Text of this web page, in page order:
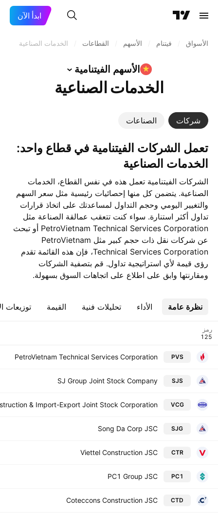
ابدأ الآن
الأسواق فيتنام الأسهم القطاعات الخدمات الصناعية
الأسهم الفيتنامية
الخدمات الصناعية
شركات الصناعات
تعمل ‎الشركات الفيتنامية‎ في قطاع واحد:
الخدمات الصناعية
الشركات الفيتنامية تعمل هذه في نفس القطاع، الخدمات
الصناعية. يتضمن كل منها إحصائيات رئيسية مثل سعر السهم
والتغيير اليومي وحجم التداول لمساعدتك على اتخاذ قرارات
تداول أكثر استنارة. سواء كنت تتعقب عمالقة الصناعة مثل
PetroVietnam Technical Services Corporation أو تبحث
عن شركات نقل ذات حجم كبير مثل PetroVietnam
Technical Services Corporation، فإن هذه القائمة تقدم
رؤى قيمة لأي استراتيجية تداول. قم بتصفية الشركات
ومقارنتها وابق على اطلاع على اتجاهات السوق بسهولة.
نظرة عامة الأداء تحليلات فنية القيمة توزيعات
رمز
PVS
PetroVietnam Technical Services Corporation
SJS
SJ Group Joint Stock Company
VCG
& Import-Export Joint Stock Corporation
SJG
Song Da Corp JSC
CTR
Viettel Construction JSC
PC1
PC1 Group JSC
CTD
Coteccons Construction JSC